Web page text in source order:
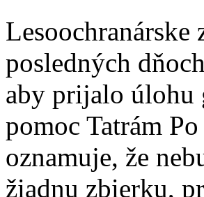
posledných
aby prijalo úlohu
pomoc Tatrám
oznamuje, že
žiadnu zbierku,